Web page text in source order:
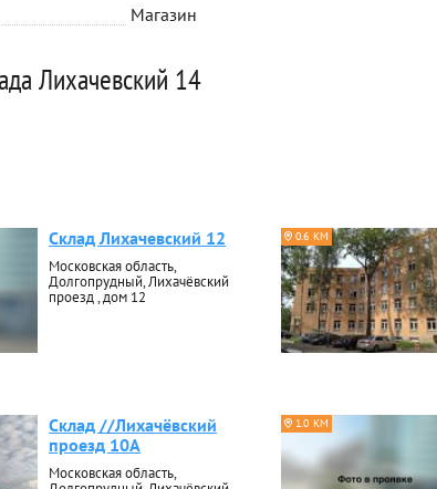
Магазин
Лихачевский 14
Склад Лихачевский 12
Московская область,
Долгопрудный, Лихачёвский
проезд , дом 12
0.6 КМ
Склад //Лихачёвский
проезд 10А
Московская область,
1.0 КМ